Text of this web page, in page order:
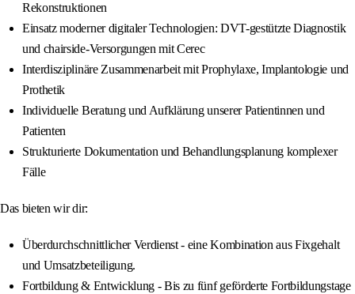
Rekonstruktionen
Einsatz moderner digitaler Technologien: DVT-gestützte Diagnostik
und chairside-Versorgungen mit Cerec
Interdisziplinäre Zusammenarbeit mit Prophylaxe, Implantologie und
Prothetik
Individuelle Beratung und Aufklärung unserer Patientinnen und
Patienten
Strukturierte Dokumentation und Behandlungsplanung komplexer
Fälle
Das bieten wir dir:
Überdurchschnittlicher Verdienst - eine Kombination aus Fixgehalt
und Umsatzbeteiligung.
Fortbildung & Entwicklung - Bis zu fünf geförderte Fortbildungstage